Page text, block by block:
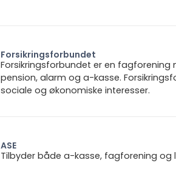
Forsikringsforbundet
Forsikringsforbundet er en
pension, alarm og a-kasse.
sociale og økonomiske interesser.
ASE
Tilbyder både a-kasse, fagforening